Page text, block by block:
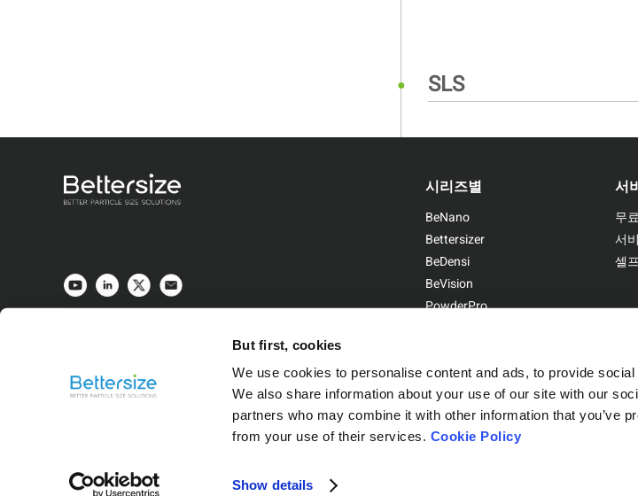
But first, cookies
We use cookies to personalise content and ads, to provide
We also share information about your use of our site with our
partners who may combine it with other information that you’ve
from your use of their services. Cookie Policy
Show details
SLS
시리즈별
BeNano
Bettersizer
BeDensi
BeVision
PowderPro
서
무
서
셀
Sitemap| Privacy Policy